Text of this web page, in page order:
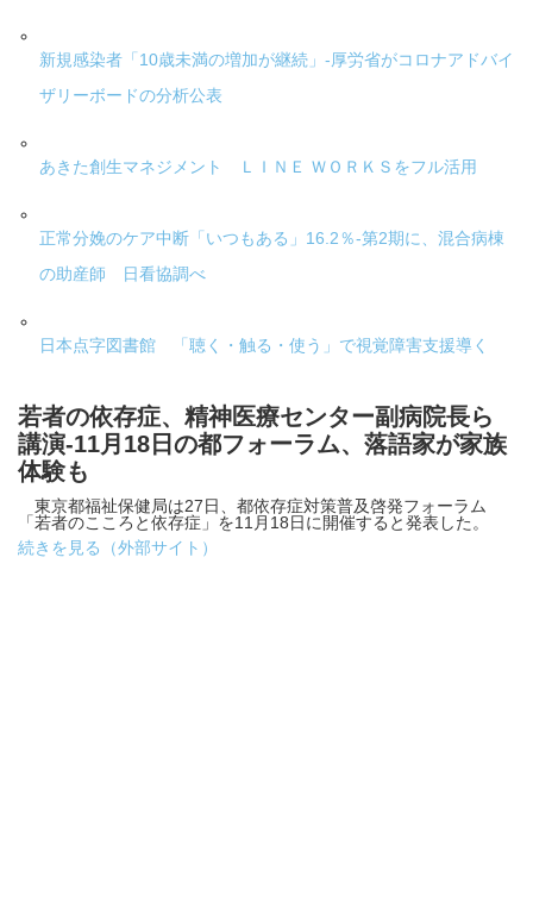
新規感染者「10歳未満の増加が継続」-厚労省がコロナアドバイ
ザリーボードの分析公表
あきた創生マネジメント ＬＩＮＥ ＷＯＲＫＳをフル活用
正常分娩のケア中断「いつもある」16.2％-第2期に、混合病棟
の助産師 日看協調べ
日本点字図書館 「聴く・触る・使う」で視覚障害支援導く
若者の依存症、精神医療センター副病院長ら
講演-11月18日の都フォーラム、落語家が家族
体験も
東京都福祉保健局は27日、都依存症対策普及啓発フォーラム
「若者のこころと依存症」を11月18日に開催すると発表した。
続きを見る（外部サイト）